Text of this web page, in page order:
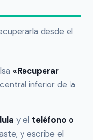
desde el
«Recuperar
inferior de la
y el teléfono o
y escribe el